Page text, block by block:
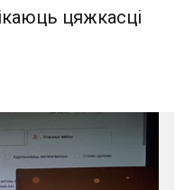
цяжкасці